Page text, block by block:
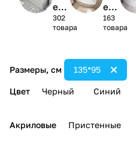
е
акри
ловы
ванн
ы
302
товара
е
акри
ловы
ванн
163
товара
Размеры, см 135*95
Цвет Черный Синий
Акриловые Пристенные